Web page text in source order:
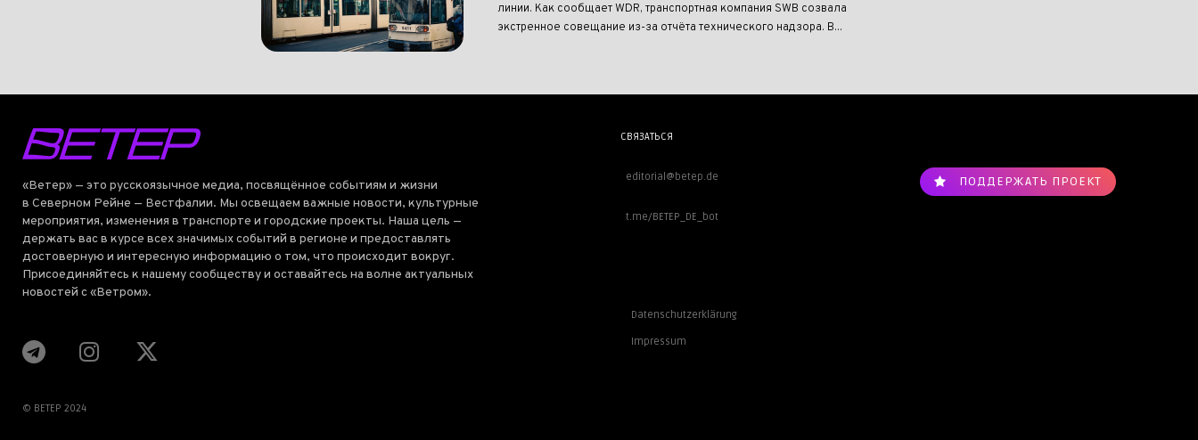
линии. Как сообщает WDR, транспортная компания SWB созвала
экстренное совещание из-за отчёта технического надзора. В...
«Ветер» — это русскоязычное медиа, посвящённое событиям и жизни
в Северном Рейне — Вестфалии. Мы освещаем важные новости, культурные
мероприятия, изменения в транспорте и городские проекты. Наша цель —
держать вас в курсе всех значимых событий в регионе и предоставлять
достоверную и интересную информацию о том, что происходит вокруг.
Присоединяйтесь к нашему сообществу и оставайтесь на волне актуальных
новостей с «Ветром».
© BETEP 2024
СВЯЗАТЬСЯ
editorial@betep.de
t.me/BETEP_DE_bot
Datenschutzerklärung
Impressum
ПОДДЕРЖАТЬ ПРОЕКТ